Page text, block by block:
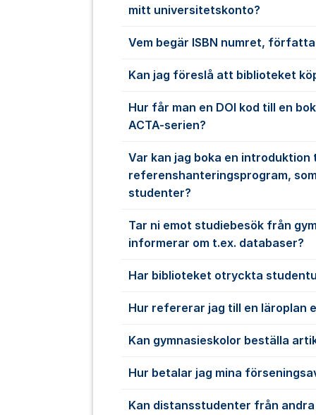
mitt universitetskonto?
Vem begär ISBN numret,
Kan jag föreslå att biblioteket
Hur får man en DOI kod till en
ACTA-serien?
Var kan jag boka en introduktion
referenshanteringsprogram,
studenter?
Tar ni emot studiebesök från
informerar om t.ex. databaser?
Har biblioteket otryckta
Hur refererar jag till en läroplan
Kan gymnasieskolor beställa
Hur betalar jag mina
Kan distansstudenter från